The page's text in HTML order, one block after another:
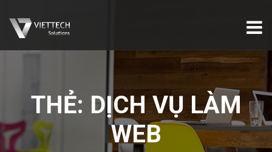
THẺ: DỊCH VỤ LÀM
WEB